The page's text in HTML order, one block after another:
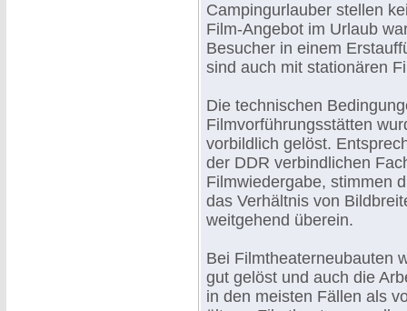
Campingurlauber stellen
Film-Angebot im Urlaub
Besucher in einem
sind auch mit stationären
Die technischen
Filmvorführungsstätten
vorbildlich gelöst.
der DDR verbindlichen
Filmwiedergabe, stimmen
das Verhältnis von
weitgehend überein.
Bei Filmtheaterneubauten
gut gelöst und auch die
in den meisten Fällen als